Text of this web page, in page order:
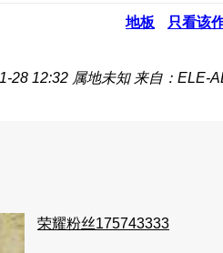
地板 只看该
28 12:32 属地未知 来自：ELE-
荣耀粉丝175743333